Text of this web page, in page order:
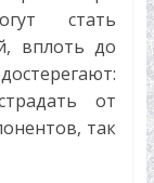
стать
вплоть до
от
так